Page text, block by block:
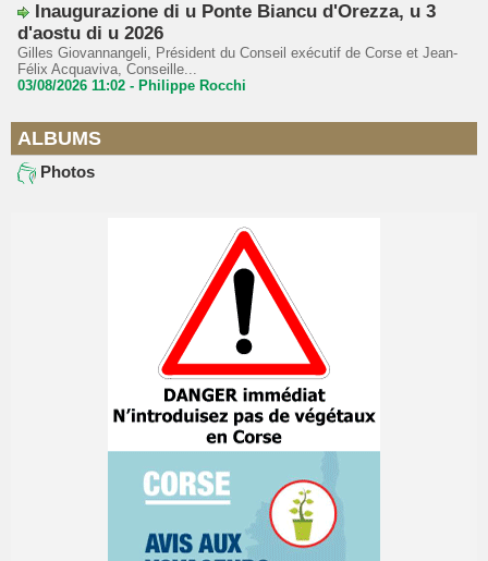
Inaugurazione di u Ponte Biancu d'Orezza, u 3
d'aostu di u 2026
Gilles Giovannangeli, Président du Conseil exécutif de Corse et Jean-
Félix Acquaviva, Conseille...
03/08/2026 11:02 - Philippe Rocchi
ALBUMS
Photos